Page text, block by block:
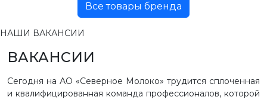
Все товары бренда
НАШИ ВАКАНСИИ
ВАКАНСИИ
Сегодня на АО «Северное Молоко» трудится сплоченная
и квалифицированная команда профессионалов, которой